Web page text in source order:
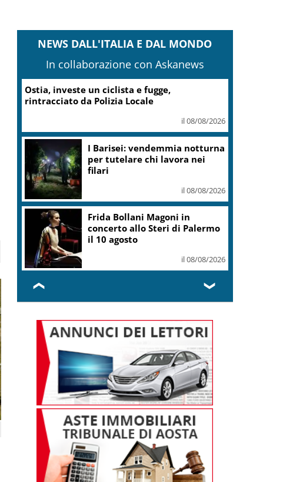
NEWS DALL'ITALIA E DAL MONDO
In collaborazione con Askanews
Ostia, investe un ciclista e fugge,
rintracciato da Polizia Locale
il 08/08/2026
I Barisei: vendemmia notturna
per tutelare chi lavora nei
filari
il 08/08/2026
Frida Bollani Magoni in
concerto allo Steri di Palermo
il 10 agosto
il 08/08/2026
❮ ❯